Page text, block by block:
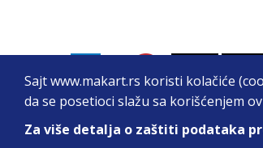
Sajt www.makart.rs koristi kolačiće
da se posetioci slažu sa korišćenjem
Za više detalja o zaštiti podataka